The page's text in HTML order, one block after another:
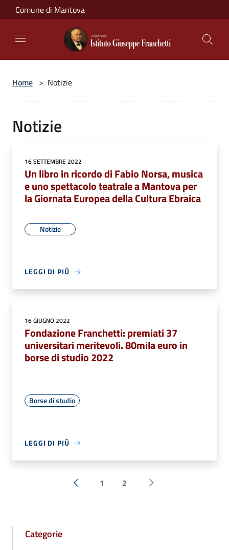
Salta al contenuto principale
Comune di Mantova
Home > Notizie
Notizie
16 SETTEMBRE 2022
Un libro in ricordo di Fabio Norsa, musica
e uno spettacolo teatrale a Mantova per
la Giornata Europea della Cultura Ebraica
Notizie
LEGGI DI PIÙ
16 GIUGNO 2022
Fondazione Franchetti: premiati 37
universitari meritevoli. 80mila euro in
borse di studio 2022
Borse di studio
LEGGI DI PIÙ
« Precedente
1 2 Successiva »
Categorie